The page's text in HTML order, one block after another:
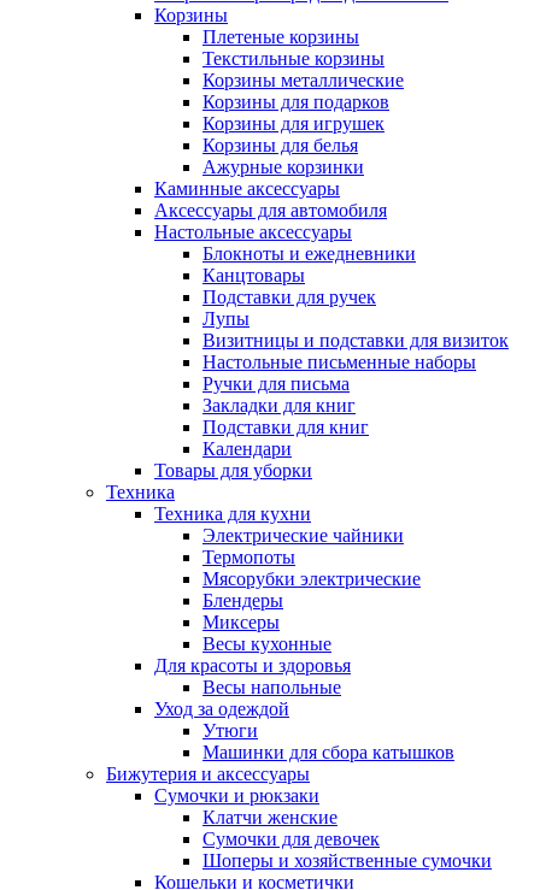
Корзины
Плетеные корзины
Текстильные корзины
Корзины металлические
Корзины для подарков
Корзины для игрушек
Корзины для белья
Ажурные корзинки
Каминные аксессуары
Аксессуары для автомобиля
Настольные аксессуары
Блокноты и ежедневники
Канцтовары
Подставки для ручек
Лупы
Визитницы и подставки для визиток
Настольные письменные наборы
Ручки для письма
Закладки для книг
Подставки для книг
Календари
Товары для уборки
Техника
Техника для кухни
Электрические чайники
Термопоты
Мясорубки электрические
Блендеры
Миксеры
Весы кухонные
Для красоты и здоровья
Весы напольные
Уход за одеждой
Утюги
Машинки для сбора катышков
Бижутерия и аксессуары
Сумочки и рюкзаки
Клатчи женские
Сумочки для девочек
Шоперы и хозяйственные сумочки
Кошельки и косметички